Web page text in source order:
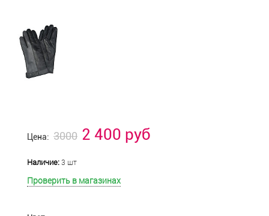
Цена: 3000 2 400 руб
Наличие:3 шт
Проверить в магазинах